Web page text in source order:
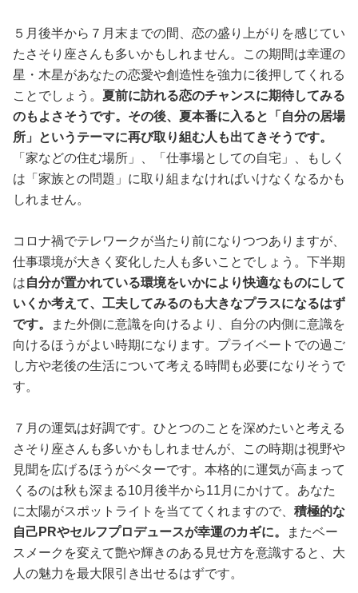
５月後半から７月末までの間、恋の盛り上がりを感じてい
たさそり座さんも多いかもしれません。この期間は幸運の
星・木星があなたの恋愛や創造性を強力に後押してくれる
ことでしょう。 夏前に訪れる恋のチャンスに期待してみる
のもよさそうです。その後、夏本番に入ると「自分の居場
所」というテーマに再び取り組む人も出てきそうです。
「家などの住む場所」、「仕事場としての自宅」、もしく
は「家族との問題」に取り組まなければいけなくなるかも
しれません。
コロナ禍でテレワークが当たり前になりつつありますが、
仕事環境が大きく変化した人も多いことでしょう。下半期
は自分が置かれている環境をいかにより快適なものにして
いくか考えて、工夫してみるのも大きなプラスになるはず
です。
また外側に意識を向けるより、自分の内側に意識を
向けるほうがよい時期になります。プライベートでの過ご
し方や老後の生活について考える時間も必要になりそうで
す。
７月の運気は好調です。ひとつのことを深めたいと考える
さそり座さんも多いかもしれませんが、この時期は視野や
見聞を広げるほうがベターです。本格的に運気が高まって
くるのは秋も深まる10月後半から11月にかけて。あなた
に太陽がスポットライトを当ててくれますので、 積極的な
自己PRやセルフプロデュースが幸運のカギに。
またベー
スメークを変えて艶や輝きのある見せ方を意識すると、大
人の魅力を最大限引き出せるはずです。